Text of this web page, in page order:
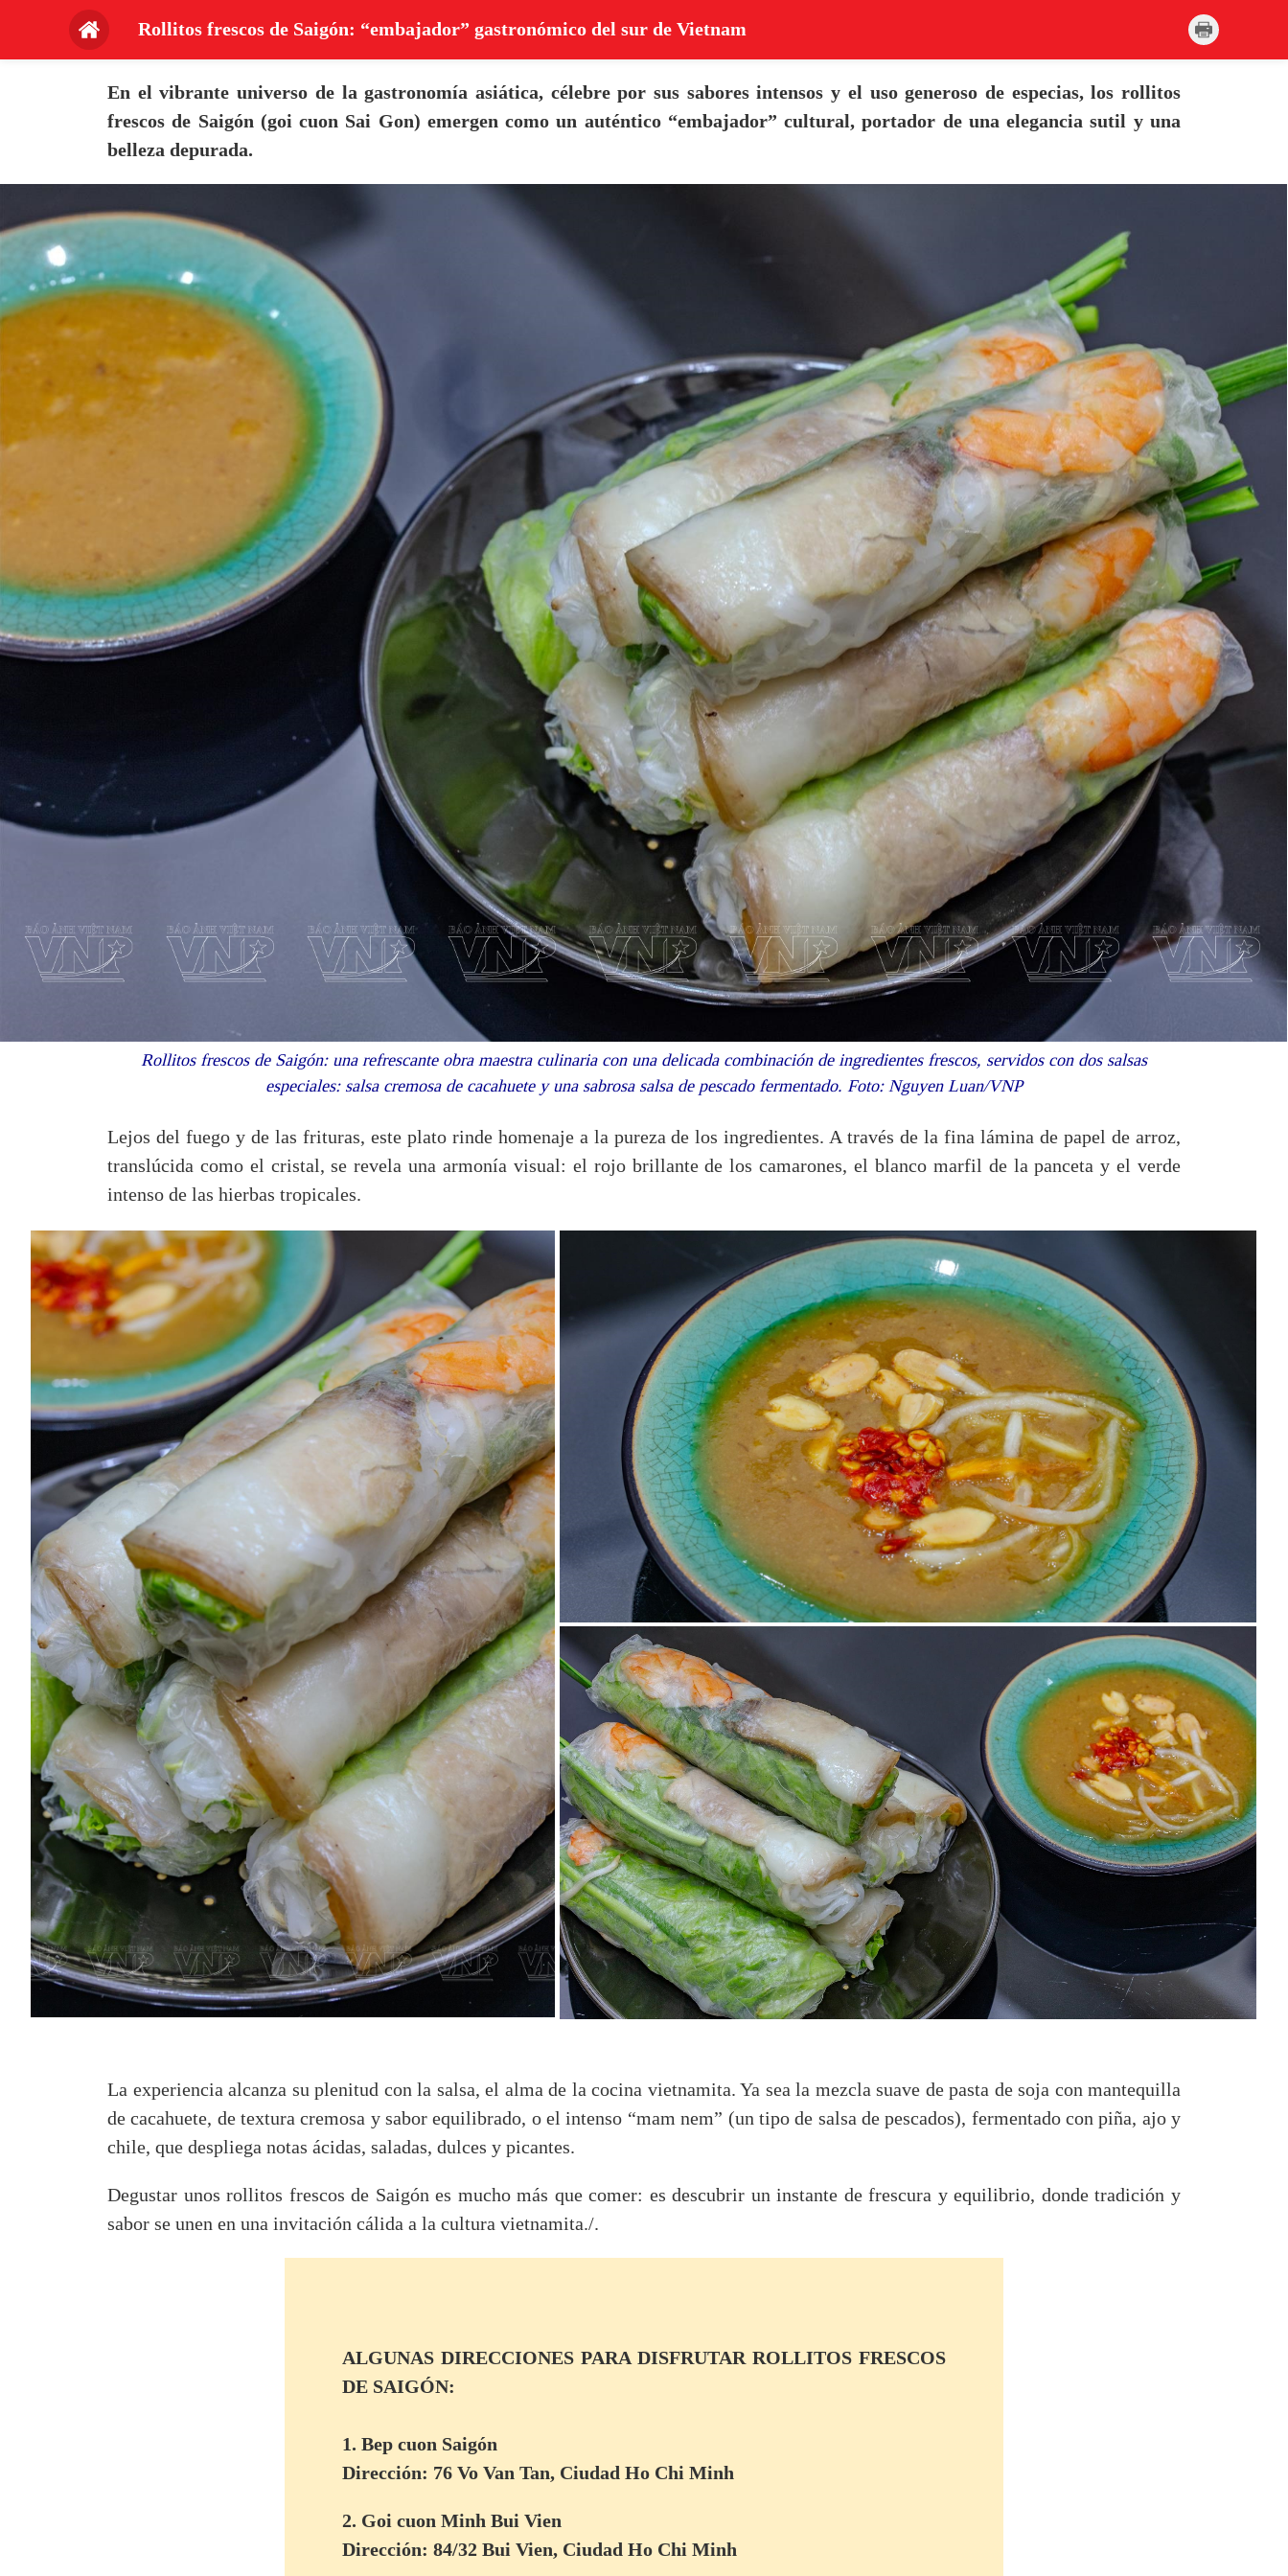
Rollitos frescos de Saigón: “embajador” gastronómico del sur de Vietnam
En el vibrante universo de la gastronomía asiática, célebre por sus sabores intensos y el uso generoso de especias, los rollitos
frescos de Saigón (goi cuon Sai Gon) emergen como un auténtico “embajador” cultural, portador de una elegancia sutil y una
belleza depurada.
Rollitos frescos de Saigón: una refrescante obra maestra culinaria con una delicada combinación de ingredientes frescos, servidos con dos salsas
especiales: salsa cremosa de cacahuete y una sabrosa salsa de pescado fermentado. Foto: Nguyen Luan/VNP
Lejos del fuego y de las frituras, este plato rinde homenaje a la pureza de los ingredientes. A través de la fina lámina de papel de arroz,
translúcida como el cristal, se revela una armonía visual: el rojo brillante de los camarones, el blanco marfil de la panceta y el verde
intenso de las hierbas tropicales.
La experiencia alcanza su plenitud con la salsa, el alma de la cocina vietnamita. Ya sea la mezcla suave de pasta de soja con mantequilla
de cacahuete, de textura cremosa y sabor equilibrado, o el intenso “mam nem” (un tipo de salsa de pescados), fermentado con piña, ajo y
chile, que despliega notas ácidas, saladas, dulces y picantes.
Degustar unos rollitos frescos de Saigón es mucho más que comer: es descubrir un instante de frescura y equilibrio, donde tradición y
sabor se unen en una invitación cálida a la cultura vietnamita./.
ALGUNAS DIRECCIONES PARA DISFRUTAR ROLLITOS FRESCOS
DE SAIGÓN:
1. Bep cuon Saigón
Dirección: 76 Vo Van Tan, Ciudad Ho Chi Minh
2. Goi cuon Minh Bui Vien
Dirección: 84/32 Bui Vien, Ciudad Ho Chi Minh